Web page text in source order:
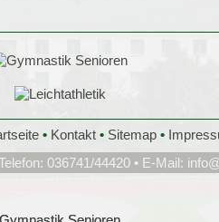
• Kontakt • Sitemap •
036741/44420 • E-Mail: